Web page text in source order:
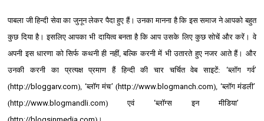
पाबला जी हिन्‍दी सेवा का जुनून लेकर पैदा हुए हैं। उनका मानना है कि इस समाज ने आपको बहुत
कुछ दिया है। इसलिए आपका भी दायित्‍व बनता है कि आप उसके लिए कुछ सोचें और करें। वे
अपनी इस धारणा को सिर्फ कथनी ही नहीं, बल्कि करनी में भी उतारते हुए नजर आते हैं। और
उनकी करनी का प्रत्‍यक्ष प्रमाण हैं हिन्‍दी की चार चर्चित वेब साइटें: ‘ब्‍लॉग गर्व’
(http://bloggarv.com), ‘ब्‍लॉग मंच’ (http://www.blogmanch.com), ‘ब्‍लॉग मंडली’
(http://www.blogmandli.com) एवं‘ब्‍लॉग्स इन मीडिया’